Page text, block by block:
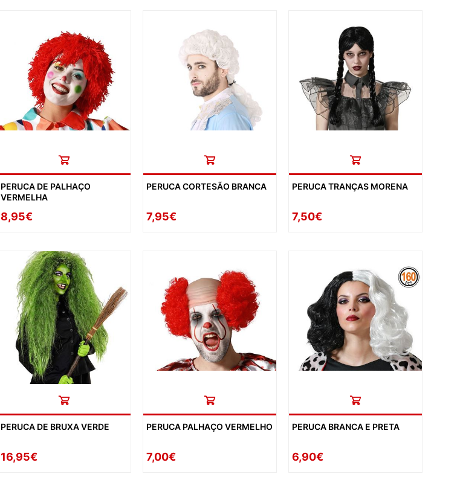
PERUCA DE PALHAÇO
VERMELHA
8,95€
PERUCA CORTESÃO BRANCA
7,95€
PERUCA TRANÇAS MORENA
7,50€
PERUCA DE BRUXA VERDE
16,95€
PERUCA PALHAÇO VERMELHO
7,00€
PERUCA BRANCA E PRETA
6,90€